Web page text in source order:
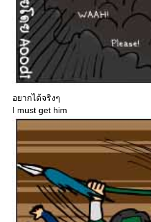
อยากได้จริงๆ
I must get him